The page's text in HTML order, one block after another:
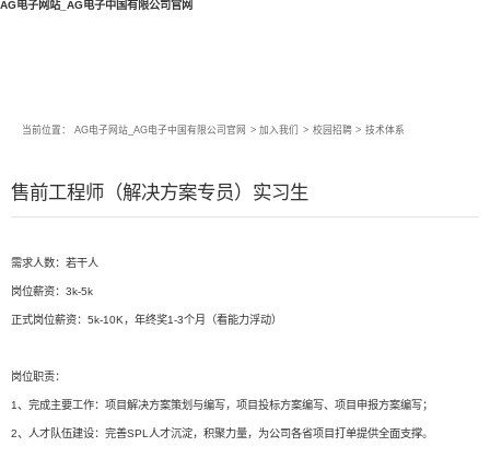
AG电子网站_AG电子中国有限公司官网
当前位置： AG电子网站_AG电子中国有限公司官网 > 加入我们 > 校园招聘 > 技术体系
售前工程师（解决方案专员）实习生
需求人数：若干人
岗位薪资：3k-5k
正式岗位薪资：5k-10K，年终奖1-3个月（看能力浮动）
岗位职责：
1、完成主要工作：项目解决方案策划与编写，项目投标方案编写、项目申报方案编写；
2、人才队伍建设：完善SPL人才沉淀，积聚力量，为公司各省项目打单提供全面支撑。